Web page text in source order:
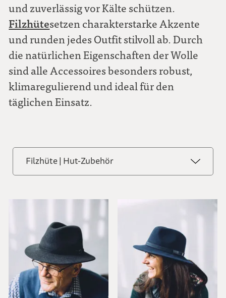
und zuverlässig vor Kälte schützen.
Filzhütesetzen charakterstarke Akzente
und runden jedes Outfit stilvoll ab. Durch
die natürlichen Eigenschaften der Wolle
sind alle Accessoires besonders robust,
klimaregulierend und ideal für den
täglichen Einsatz.
Filzhüte | Hut-Zubehör
Taschen | Schmuck
Mützen | Stirnbänder | Schals | Poncho
Fäustlinge | Pulswärmer